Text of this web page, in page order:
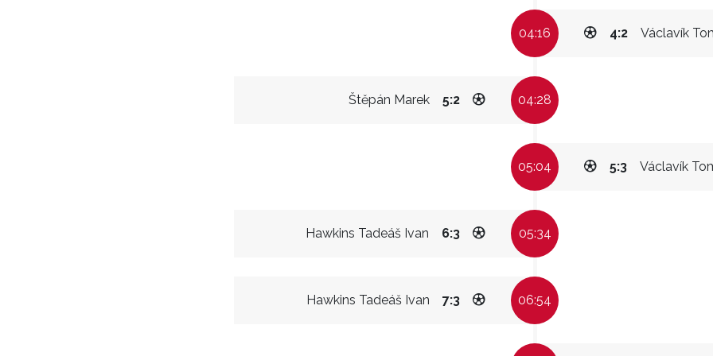
04:16 Václavík
4:2
Štěpán Marek 5:2 04:28
05:04 Václavík
5:3
Hawkins Tadeáš Ivan 6:3 05:34
Hawkins Tadeáš Ivan 7:3 06:54